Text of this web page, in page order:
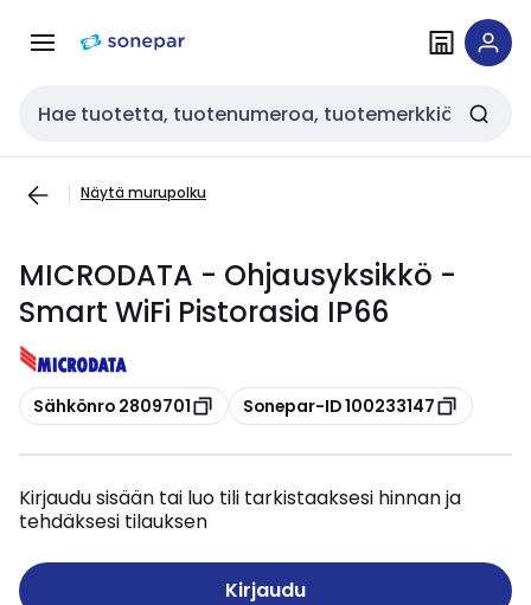
navigointiinsisältöön
Haku
Näytä murupolku
MICRODATA - Ohjausyksikkö -
Smart WiFi Pistorasia IP66
Kopioi
Sähkönro 2809701 Kopioi
Sonepar-ID 100233147
Kirjaudu sisään tai luo tili tarkistaaksesi hinnan ja
tehdäksesi tilauksen
Kirjaudu